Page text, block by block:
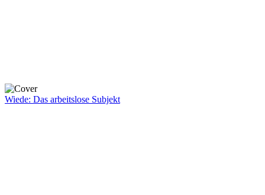
Wiede: Das arbeitslose Subjekt